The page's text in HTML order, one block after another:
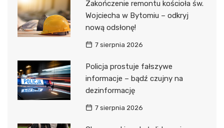
Zakończenie remontu kościoła św.
Wojciecha w Bytomiu – odkryj
nową odsłonę!
7 sierpnia 2026
Policja prostuje fałszywe
informacje – bądź czujny na
dezinformację
7 sierpnia 2026